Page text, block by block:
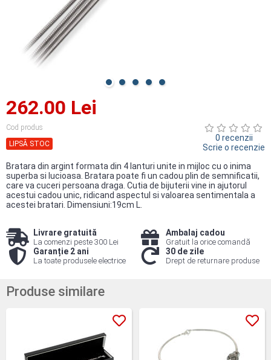
262.00 Lei
Cod produs
LIPSĂ STOC
0 recenzii
Scrie o recenzie
Bratara din argint formata din 4 lanturi unite in mijloc cu o inima
superba si lucioasa. Bratara poate fi un cadou plin de semnificatii,
care va cuceri persoana draga. Cutia de bijuterii vine in ajutorul
acestui cadou unic, ridicand aspectul si valoarea sentimentala a
acestei bratari. Dimensiuni:19cm L.
Livrare gratuită
La comenzi peste 300 Lei
Ambalaj cadou
Gratuit la orice comandă
Garanție 2 ani
La toate produsele electrice
30 de zile
Drept de returnare produse
Produse similare